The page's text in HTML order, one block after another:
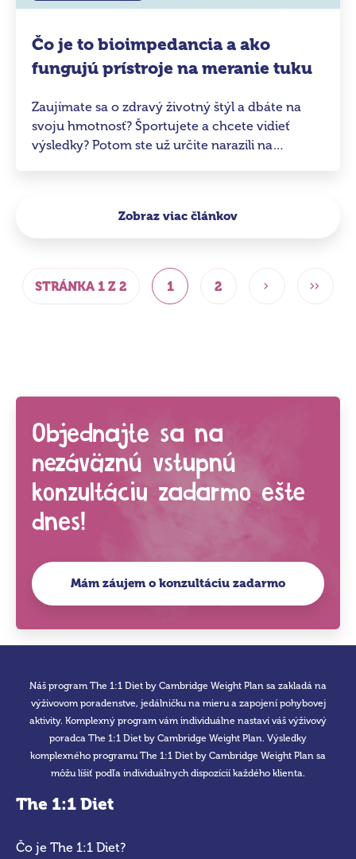
Čo je to bioimpedancia a ako
fungujú prístroje na meranie tuku
Zaujímate sa o zdravý životný štýl a dbáte na
svoju hmotnosť? Športujete a chcete vidieť
výsledky? Potom ste už určite narazili na
bioimpedančných prístrojov.
Zobraz viac článkov
STRÁNKA 1 Z 2 1 2
Objednajte sa na
nezáväznú vstupnú
konzultáciu zadarmo ešte
dnes!
Mám záujem o konzultáciu zadarmo
The 1:1 Diet
Čo je The 1:1 Diet?
Náš program The 1:1 Diet by Cambridge Weight Plan sa zakladá na
výživovom poradenstve, jedálničku na mieru a zapojení pohybovej
aktivity. Komplexný program vám individuálne nastaví váš výživový
poradca The 1:1 Diet by Cambridge Weight Plan. Výsledky
komplexného programu The 1:1 Diet by Cambridge Weight Plan sa
môžu líšiť podľa individuálnych dispozícií každého klienta.